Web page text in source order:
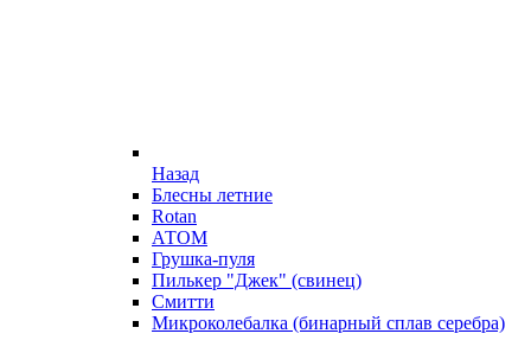
Назад
Блесны летние
Rotan
АТОМ
Грушка-пуля
Пилькер "Джек" (свинец)
Смитти
Микроколебалка (бинарный сплав серебра)